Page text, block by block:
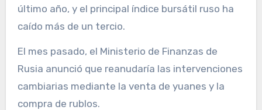
último año, y el principal índice bursátil ruso ha
caído más de un tercio.
El mes pasado, el Ministerio de Finanzas de
Rusia anunció que reanudaría las intervenciones
cambiarias mediante la venta de yuanes y la
compra de rublos.